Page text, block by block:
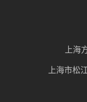
上海
上海市松